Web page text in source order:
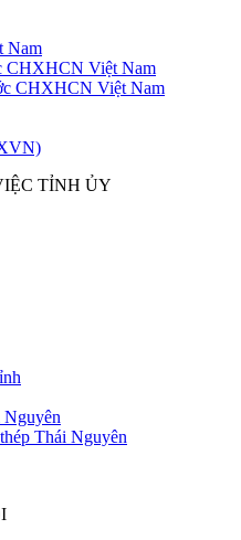
Nam
CHXHCN Việt Nam
CHXHCN Việt Nam
TỈNH ỦY
Thái Nguyên